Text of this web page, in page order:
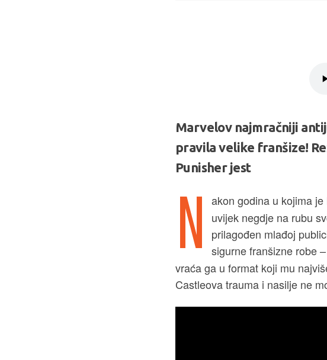
Marvelov najmračniji
pravila velike franšize!
Punisher jest
N akon godina u kojima je
uvijek negdje na rubu
prilagođen mlađoj
sigurne franšizne robe –
vraća ga u format koji mu
Castleova trauma i nasilje ne